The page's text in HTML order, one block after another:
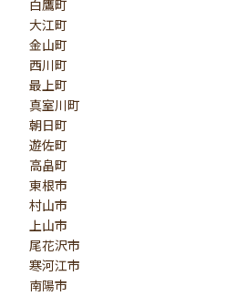
白鷹町
大江町
金山町
西川町
最上町
真室川町
朝日町
遊佐町
高畠町
東根市
村山市
上山市
尾花沢市
寒河江市
南陽市